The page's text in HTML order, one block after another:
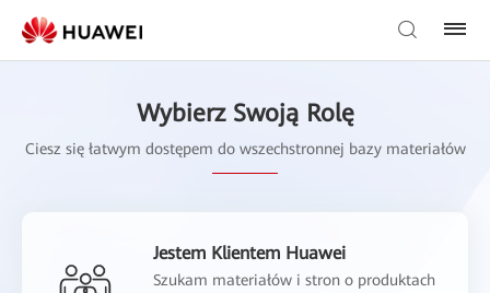
Wybierz Swoją Rolę
Ciesz się łatwym dostępem do wszechstronnej bazy materiałów
Jestem Klientem Huawei
Szukam materiałów i stron o produktach